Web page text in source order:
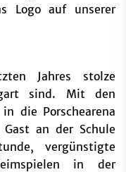
Logo auf unserer
Jahres stolze
sind. Mit den
die Porschearena
an der Schule
vergünstigte
in der